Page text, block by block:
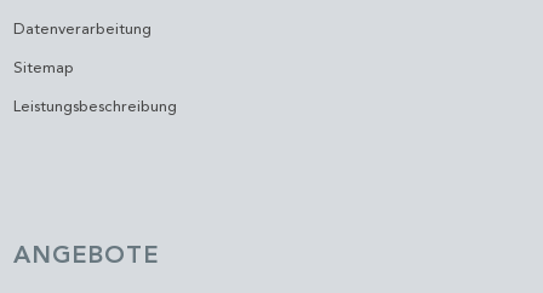
Datenverarbeitung
Sitemap
Leistungsbeschreibung
ANGEBOTE